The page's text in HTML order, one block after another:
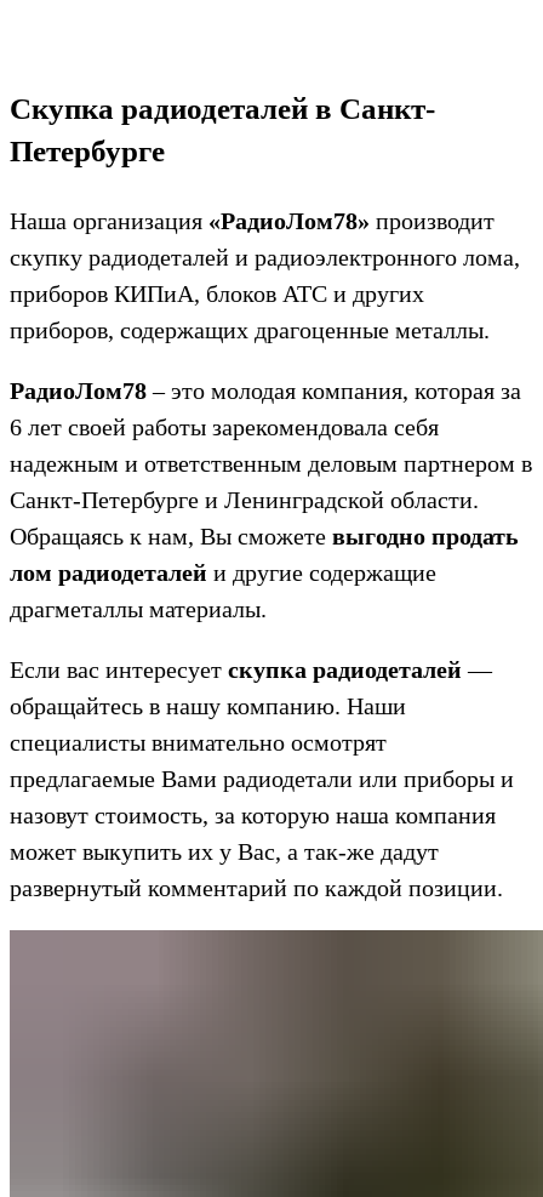
Скупка радиодеталей в Санкт-
Петербурге
Наша организация «РадиоЛом78» производит
скупку радиодеталей и радиоэлектронного лома,
приборов КИПиА, блоков АТС и других
приборов, содержащих драгоценные металлы.
РадиоЛом78‒ это молодая компания, которая за
6 лет своей работы зарекомендовала себя
надежным и ответственным деловым партнером в
Санкт-Петербурге и Ленинградской области.
Обращаясь к нам, Вы сможете выгодно продать
лом радиодеталей и другие содержащие
драгметаллы материалы.
Если вас интересует скупка радиодеталей—
обращайтесь в нашу компанию. Наши
специалисты внимательно осмотрят
предлагаемые Вами радиодетали или приборы и
назовут стоимость, за которую наша компания
может выкупить их у Вас, а так-же дадут
развернутый комментарий по каждой позиции.